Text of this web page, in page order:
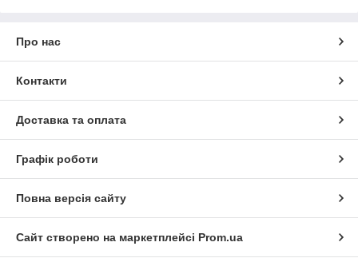
Про нас
Контакти
Доставка та оплата
Графік роботи
Повна версія сайту
Сайт створено на маркетплейсі Prom.ua